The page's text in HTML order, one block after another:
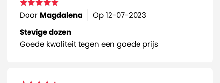
Door Magdalena Op12-07-2023
Stevige dozen
Goede kwaliteit tegen een goede prijs